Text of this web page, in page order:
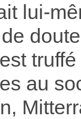
lui-
au